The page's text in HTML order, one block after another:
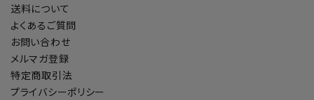
送料について
よくあるご質問
お問い合わせ
メルマガ登録
特定商取引法
プライバシーポリシー